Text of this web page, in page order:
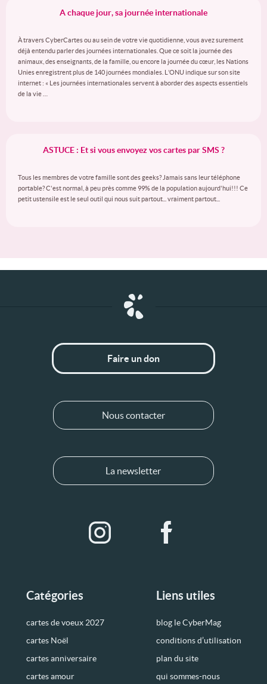
A chaque jour, sa journée internationale
À travers CyberCartes ou au sein de votre vie quotidienne, vous avez surement
déjà entendu parler des journées internationales. Que ce soit la journée des
animaux, des enseignants, de la famille, ou encore la journée du cœur, les Nations
Unies enregistrent plus de 140 journées mondiales. L’ONU indique sur son site
internet : « Les journées internationales servent à aborder des aspects essentiels
de la vie …
ASTUCE : Et si vous envoyez vos cartes par SMS ?
Tous les membres de votre famille sont des geeks? Jamais sans leur téléphone
portable? C'est normal, à peu près comme 99% de la population aujourd'hui!!! Ce
petit ustensile est le seul outil qui nous suit partout... vraiment partout...
Catégories
cartes de voeux 2027
cartes Noël
cartes anniversaire
cartes amour
Liens utiles
blog le CyberMag
conditions d’utilisation
plan du site
qui sommes-nous
Faire un don
Nous contacter
La newsletter